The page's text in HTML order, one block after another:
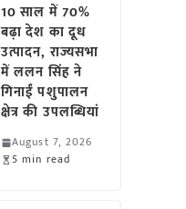
10 साल में 70%
बढ़ा देश का दूध
उत्पादन, राज्यसभा
में ललन सिंह ने
गिनाईं पशुपालन
क्षेत्र की उपलब्धियां
August 7, 2026
5 min read